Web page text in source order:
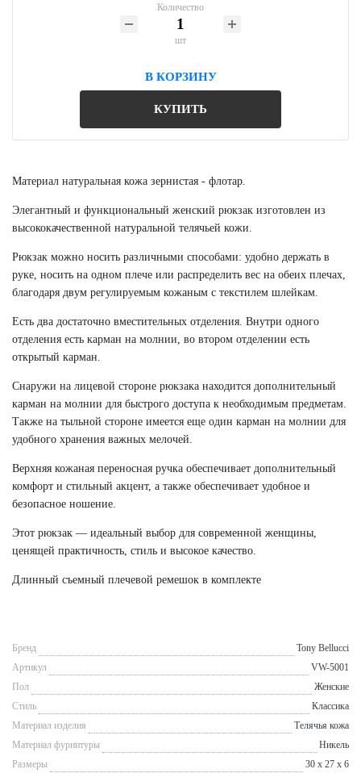
Количество
шт
В КОРЗИНУ
КУПИТЬ
Материал натуральная кожа зернистая - флотар.
Элегантный и функциональный женский рюкзак изготовлен из
высококачественной натуральной телячьей кожи.
Рюкзак можно носить различными способами: удобно держать в
руке, носить на одном плече или распределить вес на обеих плечах,
благодаря двум регулируемым кожаным с текстилем шлейкам.
Есть два достаточно вместительных отделения. Внутри одного
отделения есть карман на молнии, во втором отделении есть
открытый карман.
Снаружи на лицевой стороне рюкзака находится дополнительный
карман на молнии для быстрого доступа к необходимым предметам.
Также на тыльной стороне имеется еще один карман на молнии для
удобного хранения важных мелочей.
Верхняя кожаная переносная ручка обеспечивает дополнительный
комфорт и стильный акцент, а также обеспечивает удобное и
безопасное ношение.
Этот рюкзак — идеальный выбор для современной женщины,
ценящей практичность, стиль и высокое качество.
Длинный съемный плечевой ремешок в комплекте
Бренд
Tony Bellucci
Артикул
VW-5001
Пол
Женские
Стиль
Классика
Материал изделия
Телячья кожа
Материал фурнитуры
Никель
Размеры
30 х 27 х 6